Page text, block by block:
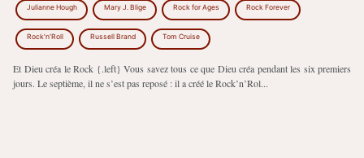
Julianne Hough Mary J. Blige Rock for Ages Rock Forever
Rock'n'Roll Russell Brand Tom Cruise
Et Dieu créa le Rock {.left} Vous savez tous ce que Dieu créa pendant les six premiers
jours. Le septième, il ne s’est pas reposé : il a créé le Rock’n’Rol...